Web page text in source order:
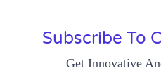
Subscribe To
Get Innovative